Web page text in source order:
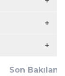
Son